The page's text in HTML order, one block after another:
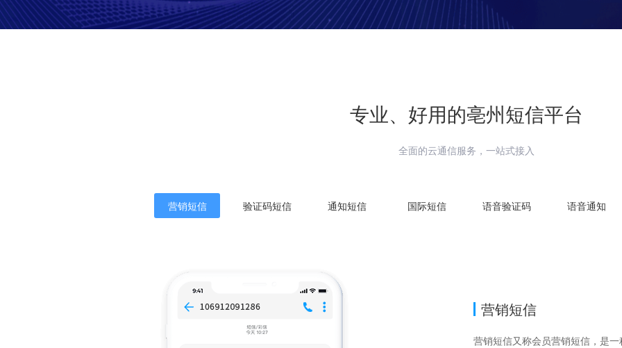
专业、好用的亳州短信平台
全面的云通信服务，一站式接入
营销短信 验证码短信 通知短信 国际短信 语音验证码 语音通知
营销短信
营销短信又称会员营销短信，是